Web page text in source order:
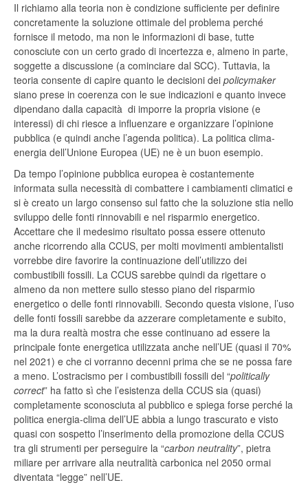
Il richiamo alla teoria non è condizione sufficiente per definire
concretamente la soluzione ottimale del problema perché
fornisce il metodo, ma non le informazioni di base, tutte
conosciute con un certo grado di incertezza e, almeno in parte,
soggette a discussione (a cominciare dal SCC). Tuttavia, la
teoria consente di capire quanto le decisioni dei policymaker
siano prese in coerenza con le sue indicazioni e quanto invece
dipendano dalla capacità di imporre la propria visione (e
interessi) di chi riesce a influenzare e organizzare l’opinione
pubblica (e quindi anche l’agenda politica). La politica clima-
energia dell’Unione Europea (UE) ne è un buon esempio.
Da tempo l’opinione pubblica europea è costantemente
informata sulla necessità di combattere i cambiamenti climatici e
si è creato un largo consenso sul fatto che la soluzione stia nello
sviluppo delle fonti rinnovabili e nel risparmio energetico.
Accettare che il medesimo risultato possa essere ottenuto
anche ricorrendo alla CCUS, per molti movimenti ambientalisti
vorrebbe dire favorire la continuazione dell’utilizzo dei
combustibili fossili. La CCUS sarebbe quindi da rigettare o
almeno da non mettere sullo stesso piano del risparmio
energetico o delle fonti rinnovabili. Secondo questa visione, l’uso
delle fonti fossili sarebbe da azzerare completamente e subito,
ma la dura realtà mostra che esse continuano ad essere la
principale fonte energetica utilizzata anche nell’UE (quasi il 70%
nel 2021) e che ci vorranno decenni prima che se ne possa fare
a meno. L’ostracismo per i combustibili fossili del “politically
correct” ha fatto sì che l’esistenza della CCUS sia (quasi)
completamente sconosciuta al pubblico e spiega forse perché la
politica energia-clima dell’UE abbia a lungo trascurato e visto
quasi con sospetto l’inserimento della promozione della CCUS
tra gli strumenti per perseguire la “carbon neutrality”, pietra
miliare per arrivare alla neutralità carbonica nel 2050 ormai
diventata “legge” nell’UE.